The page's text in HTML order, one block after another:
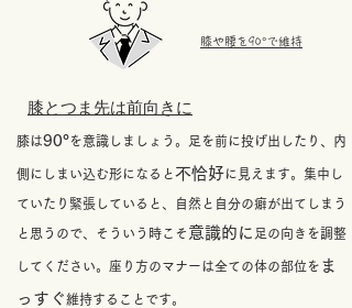
​膝とつま先は前向きに
​膝は90°を意識しましょう。足を前に投げ出したり、内
側にしまい込む形になると 不恰好に見えます。集中し
ていたり緊張していると、自然と自分の癖が出てしまう
と思うので、そういう時こそ 意識的に 足の向きを調整
してください。座り方のマナーは全ての体の部位を ま
っすぐ維持することです。
​膝や腰を90°で維持